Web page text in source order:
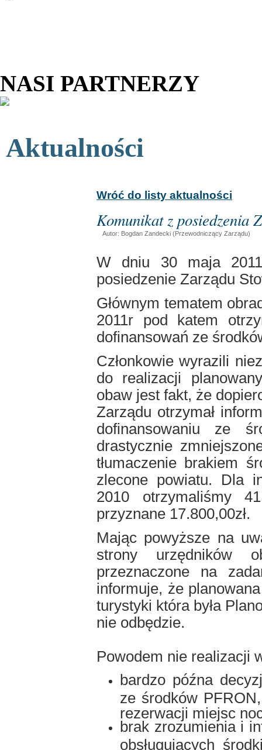
NASI PARTNERZY
Aktualności
Wróć do listy aktualności
Komunikat z posiedzenia
Autor: Bogdan Zandecki (Przewodniczący Zarządu)
W dniu 30 maja
posiedzenie Zarządu
Głównym tematem
2011r pod katem
dofinansowań ze
Członkowie wyrazili
do realizacji
obaw jest fakt, że
Zarządu otrzymał
dofinansowaniu ze
drastycznie
tłumaczenie brakiem
zlecone powiatu. Dla
2010 otrzymaliśmy
przyznane 17.800,00zł.
Mając powyższe na
strony urzędników
przeznaczone na
informuje, że
turystyki która była
nie odbędzie.
Powodem nie realizacji
bardzo późna
ze środków
rezerwacji miejsc
brak zrozumienia i
obsługujących